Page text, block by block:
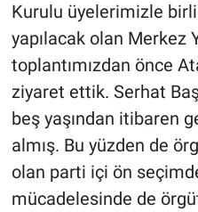
Kurulu üyelerimizle
yapılacak olan Merkez
toplantımızdan önce
ziyaret ettik. Serhat
beş yaşından itibaren
almış. Bu yüzden de
olan parti içi ön
mücadelesinde de